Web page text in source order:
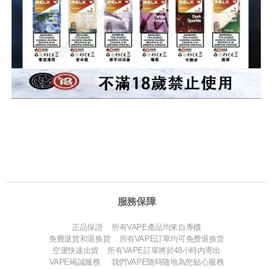
服務保障
正品保證 所有VAPE產品均來自專櫃
免費退貨和退换貨 所有VAPE訂單均可免费退换货
空運快速出貨 所有VAPE訂單將於48小時内寄出
VAPE竭誠服務 我們VAPE随時随地為您贴心服務